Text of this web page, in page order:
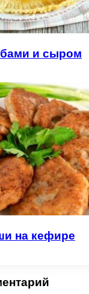
и сыром
на кефире